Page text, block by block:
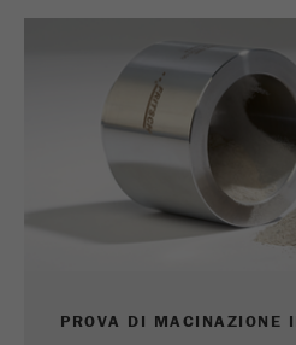
PROVA DI MACINAZIONE